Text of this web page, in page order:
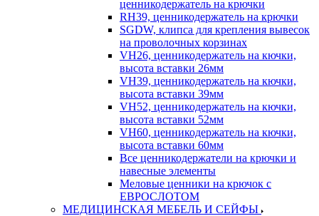
ценникодержатель на крючки
RH39, ценникодержатель на крючки
SGDW, клипса для крепления вывесок
на проволочных корзинах
VH26, ценникодержатель на кючки,
высота вставки 26мм
VH39, ценникодержатель на кючки,
высота вставки 39мм
VH52, ценникодержатель на кючки,
высота вставки 52мм
VH60, ценникодержатель на кючки,
высота вставки 60мм
Все ценникодержатели на крючки и
навесные элементы
Меловые ценники на крючок с
ЕВРОСЛОТОМ
МЕДИЦИНСКАЯ МЕБЕЛЬ И СЕЙФЫ